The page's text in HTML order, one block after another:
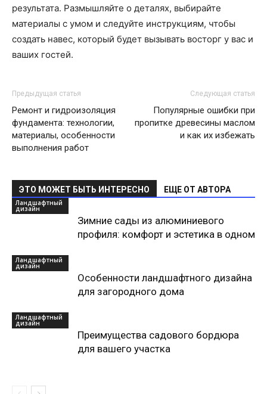
результата. Размышляйте о деталях, выбирайте
материалы с умом и следуйте инструкциям, чтобы
создать навес, который будет вызывать восторг у вас и
ваших гостей.
Предыдущая статья
Ремонт и гидроизоляция
фундамента: технологии,
материалы, особенности
выполнения работ
Следующая статья
Популярные ошибки при
пропитке древесины маслом
и как их избежать
ЭТО МОЖЕТ БЫТЬ ИНТЕРЕСНО ЕЩЕ ОТ АВТОРА
Ландшафтный
дизайн
Зимние сады из алюминиевого
профиля: комфорт и эстетика в одном
Ландшафтный
дизайн
Особенности ландшафтного дизайна
для загородного дома
Ландшафтный
дизайн
Преимущества садового бордюра
для вашего участка